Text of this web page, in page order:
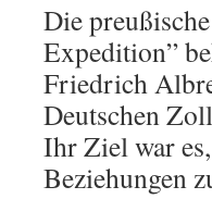
Die
Expedition”
Friedrich
Deutschen
Ihr Ziel war
Beziehungen